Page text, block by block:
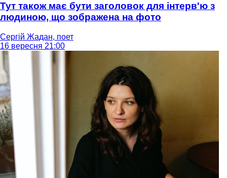
Тут також має бути заголовок для інтерв'ю з
людиною, що зображена на фото
Сергій Жадан, поет
16 вересня 21:00